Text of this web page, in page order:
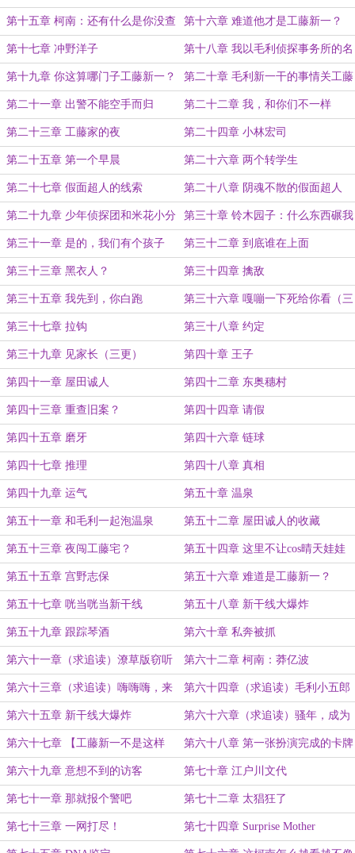
第十五章 柯南：还有什么是你没查
出来的？
第十六章 难道他才是工藤新一？
第十七章 冲野洋子 第十八章 我以毛利侦探事务所的名
誉发誓！
第十九章 你这算哪门子工藤新一？ 第二十章 毛利新一干的事情关工藤
新一什么事？
第二十一章 出警不能空手而归 第二十二章 我，和你们不一样
第二十三章 工藤家的夜 第二十四章 小林宏司
第二十五章 第一个早晨 第二十六章 两个转学生
第二十七章 假面超人的线索 第二十八章 阴魂不散的假面超人
第二十九章 少年侦探团和米花小分
队
第三十章 铃木园子：什么东西碾我
脸上了
第三十一章 是的，我们有个孩子 第三十二章 到底谁在上面
第三十三章 黑衣人？ 第三十四章 擒敌
第三十五章 我先到，你白跑 第三十六章 嘎嘣一下死给你看（三
更）
第三十七章 拉钩 第三十八章 约定
第三十九章 见家长（三更） 第四十章 王子
第四十一章 屋田诚人 第四十二章 东奥穗村
第四十三章 重查旧案？ 第四十四章 请假
第四十五章 磨牙 第四十六章 链球
第四十七章 推理 第四十八章 真相
第四十九章 运气 第五十章 温泉
第五十一章 和毛利一起泡温泉 第五十二章 屋田诚人的收藏
第五十三章 夜闯工藤宅？ 第五十四章 这里不让cos晴天娃娃
第五十五章 宫野志保 第五十六章 难道是工藤新一？
第五十七章 咣当咣当新干线 第五十八章 新干线大爆炸
第五十九章 跟踪琴酒 第六十章 私奔被抓
第六十一章（求追读）潦草版窃听
器
第六十二章 柯南：莽亿波
第六十三章（求追读）嗨嗨嗨，来
了老弟
第六十四章（求追读）毛利小五郎
擒敌
第六十五章 新干线大爆炸 第六十六章（求追读）骚年，成为
假面超人吧！
第六十七章 【工藤新一不是这样
的！】
第六十八章 第一张扮演完成的卡牌
第六十九章 意想不到的访客 第七十章 江户川文代
第七十一章 那就报个警吧 第七十二章 太猖狂了
第七十三章 一网打尽！ 第七十四章 Surprise Mother